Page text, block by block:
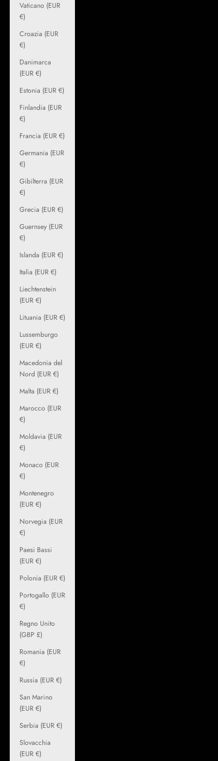
Vaticano (EUR
€)
Croazia (EUR
€)
Danimarca
(EUR €)
Estonia (EUR €)
Finlandia (EUR
€)
Francia (EUR €)
Germania (EUR
€)
Gibilterra (EUR
€)
Grecia (EUR €)
Guernsey (EUR
€)
Islanda (EUR €)
Italia (EUR €)
Liechtenstein
(EUR €)
Lituania (EUR €)
Lussemburgo
(EUR €)
Macedonia del
Nord (EUR €)
Malta (EUR €)
Marocco (EUR
€)
Moldavia (EUR
€)
Monaco (EUR
€)
Montenegro
(EUR €)
Norvegia (EUR
€)
Paesi Bassi
(EUR €)
Polonia (EUR €)
Portogallo (EUR
€)
Regno Unito
(GBP £)
Romania (EUR
€)
Russia (EUR €)
San Marino
(EUR €)
Serbia (EUR €)
Slovacchia
(EUR €)